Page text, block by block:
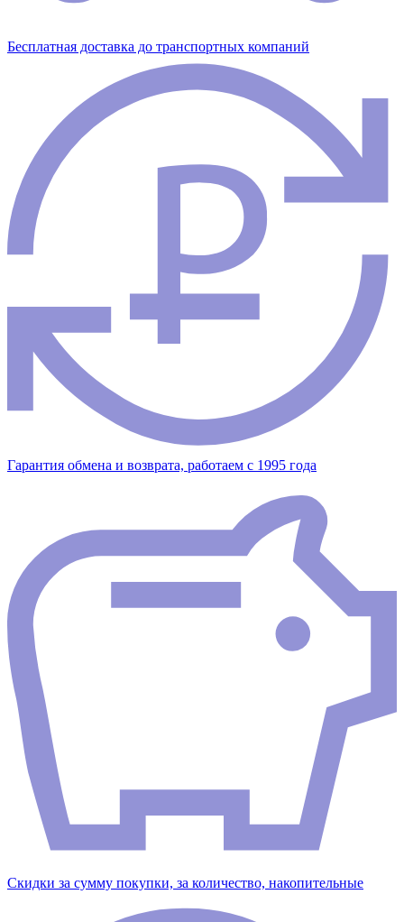
Бесплатная доставка до транспортных компаний
Гарантия обмена и возврата, работаем с 1995 года
Скидки за сумму покупки, за количество, накопительные